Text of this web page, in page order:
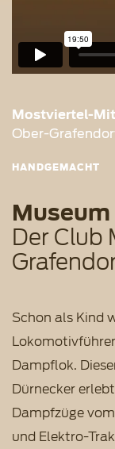
Mostviertel-
Ober-
HANDGEMACHT
Der Club
Schon als Kind
Dampflok.
Dürnecker
Dampfzüge
und Elektro-